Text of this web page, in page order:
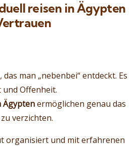
reisen in Ägypten
man „nebenbei“ entdeckt. Es
und Offenheit.
Ägyptenermöglichen genau das
verzichten.
organisiert und mit erfahrenen